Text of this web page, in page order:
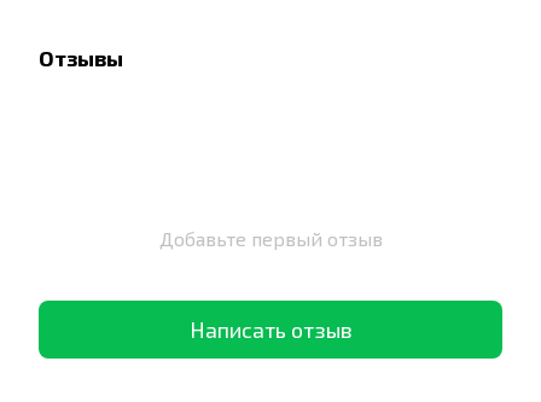
Отзывы
Добавьте первый отзыв
Написать отзыв